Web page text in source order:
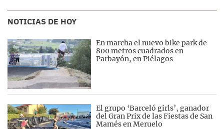
NOTICIAS DE HOY
En marcha el nuevo bike park de
800 metros cuadrados en
Parbayón, en Piélagos
El grupo ‘Barceló girls’, ganador
del Gran Prix de las Fiestas de San
Mamés en Meruelo